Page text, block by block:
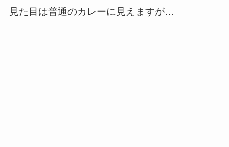
見た目は普通のカレーに見えますが…